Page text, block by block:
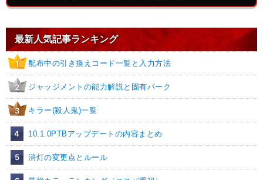
最新人気記事ランキング
1 配布中の引き換えコード一覧と入力方法
2 ジャッジメントの能力解説と固有パーク
3 キラー(殺人鬼)一覧
4 10.1.0PTBアップデートの内容まとめ
5 消灯の変更点とルール